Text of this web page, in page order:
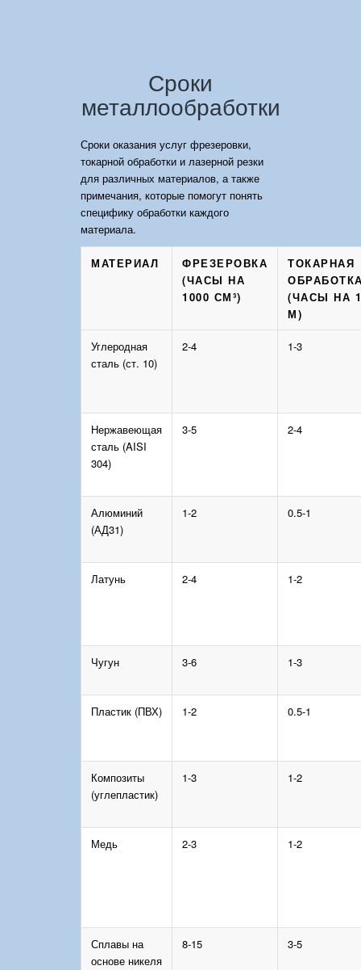
Сроки
металлообработки
Сроки оказания услуг фрезеровки,
токарной обработки и лазерной резки
для различных материалов, а также
примечания, которые помогут понять
специфику обработки каждого
материала.
МАТЕРИАЛ
ФРЕЗЕРОВКА
(ЧАСЫ НА
1000 СМ³)
ТОКАРНАЯ
(ЧАСЫ НА 1
М)
Углеродная
сталь (ст. 10)
2-4 1-3
Нержавеющая
сталь (AISI
304)
3-5 2-4
Алюминий
(АД31)
1-2 0.5-1
Латунь 2-4 1-2
Чугун 3-6 1-3
Пластик (ПВХ) 1-2 0.5-1
Композиты
(углепластик)
1-3 1-2
Медь 2-3 1-2
Сплавы на
основе никеля
8-15 3-5